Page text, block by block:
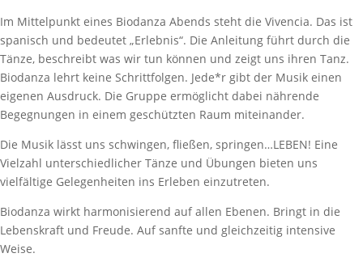
Im Mittelpunkt eines Biodanza Abends steht die Vivencia. Das ist
spanisch und bedeutet „Erlebnis“. Die Anleitung führt durch die
Tänze, beschreibt was wir tun können und zeigt uns ihren Tanz.
Biodanza lehrt keine Schrittfolgen. Jede*r gibt der Musik einen
eigenen Ausdruck. Die Gruppe ermöglicht dabei nährende
Begegnungen in einem geschützten Raum miteinander.
Die Musik lässt uns schwingen, fließen, springen…LEBEN! Eine
Vielzahl unterschiedlicher Tänze und Übungen bieten uns
vielfältige Gelegenheiten ins Erleben einzutreten.
Biodanza wirkt harmonisierend auf allen Ebenen. Bringt in die
Lebenskraft und Freude. Auf sanfte und gleichzeitig intensive
Weise.